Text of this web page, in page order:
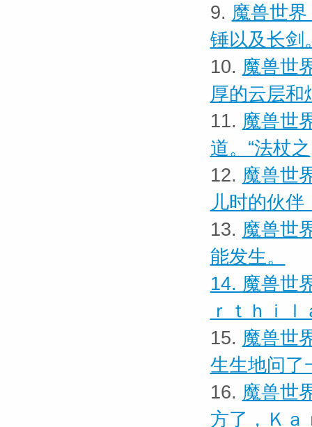
9. 魔兽世
锤以及长剑
10. 魔兽世
厚的云层和
11. 魔兽世
道。“法杖之
12. 魔兽世
儿时的伙伴
13. 魔兽世
能发生。
14. 魔兽世
ｒｔｈｉｌ
15. 魔兽世
生生地问了
16. 魔兽世
方了，Ｋａ